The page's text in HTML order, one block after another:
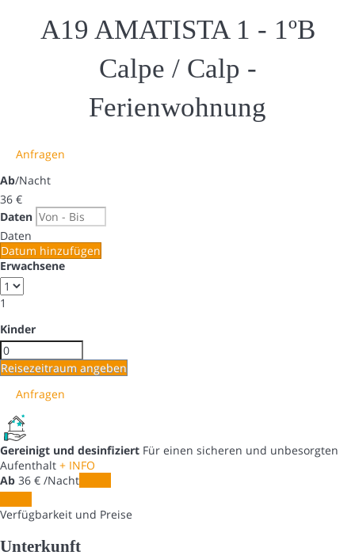
A19 AMATISTA 1 - 1ºB
Calpe / Calp -
Ferienwohnung
Anfragen
Ab/Nacht
36 €
Daten
Daten
Datum hinzufügen
Erwachsene
1
Kinder
Reisezeitraum angeben
Anfragen
Gereinigt und desinfiziert Für einen sicheren und unbesorgten
Aufenthalt + INFO
Ab 36 € /Nacht
Verfügbarkeit und Preise
Unterkunft